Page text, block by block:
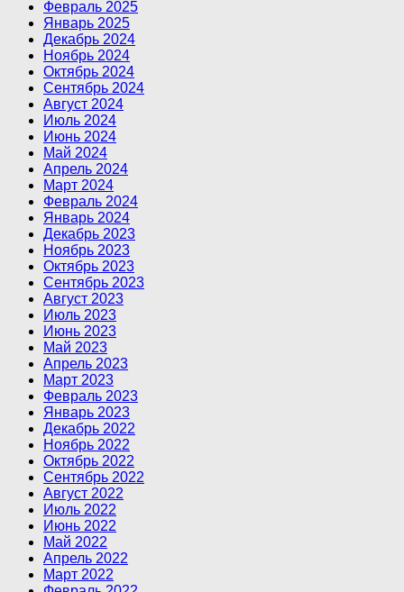
Февраль 2025
Январь 2025
Декабрь 2024
Ноябрь 2024
Октябрь 2024
Сентябрь 2024
Август 2024
Июль 2024
Июнь 2024
Май 2024
Апрель 2024
Март 2024
Февраль 2024
Январь 2024
Декабрь 2023
Ноябрь 2023
Октябрь 2023
Сентябрь 2023
Август 2023
Июль 2023
Июнь 2023
Май 2023
Апрель 2023
Март 2023
Февраль 2023
Январь 2023
Декабрь 2022
Ноябрь 2022
Октябрь 2022
Сентябрь 2022
Август 2022
Июль 2022
Июнь 2022
Май 2022
Апрель 2022
Март 2022